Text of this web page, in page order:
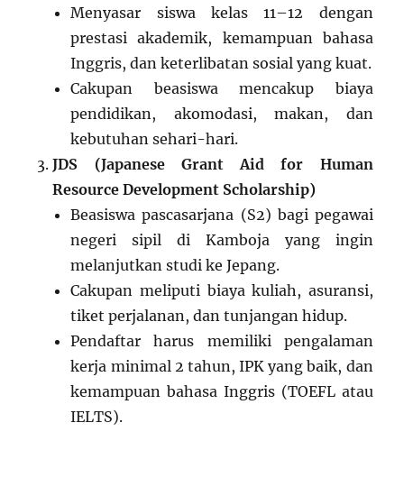
Menyasar siswa kelas 11–12 dengan
prestasi akademik, kemampuan bahasa
Inggris, dan keterlibatan sosial yang kuat.
Cakupan beasiswa mencakup biaya
pendidikan, akomodasi, makan, dan
kebutuhan sehari-hari.
JDS (Japanese Grant Aid for Human
Resource Development Scholarship)
Beasiswa pascasarjana (S2) bagi pegawai
negeri sipil di Kamboja yang ingin
melanjutkan studi ke Jepang.
Cakupan meliputi biaya kuliah, asuransi,
tiket perjalanan, dan tunjangan hidup.
Pendaftar harus memiliki pengalaman
kerja minimal 2 tahun, IPK yang baik, dan
kemampuan bahasa Inggris (TOEFL atau
IELTS).